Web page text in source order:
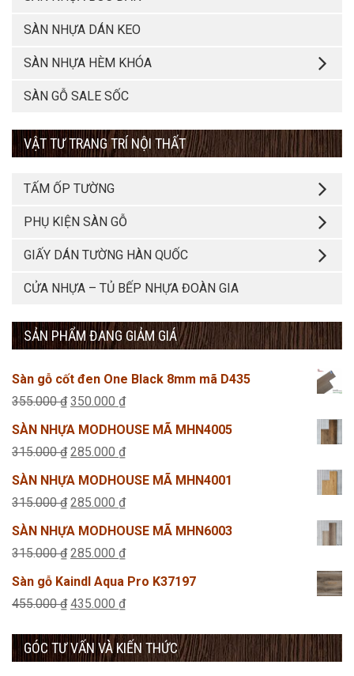
SÀN NHỰA DÁN KEO
SÀN NHỰA HÈM KHÓA
SÀN GỖ SALE SỐC
VẬT TƯ TRANG TRÍ NỘI THẤT
TẤM ỐP TƯỜNG
PHỤ KIỆN SÀN GỖ
GIẤY DÁN TƯỜNG HÀN QUỐC
CỬA NHỰA – TỦ BẾP NHỰA ĐOÀN GIA
SẢN PHẨM ĐANG GIẢM GIÁ
Sàn gỗ cốt đen One Black 8mm mã D435
355.000₫ Giá
gốc
là:
350.000 ₫Giá
hiện
tại
350.000 ₫.
SÀN NHỰA MODHOUSE MÃ MHN4005
315.000₫ Giá
gốc
là:
285.000 ₫Giá
hiện
tại
285.000 ₫.
SÀN NHỰA MODHOUSE MÃ MHN4001
315.000₫ Giá
gốc
là:
285.000 ₫Giá
hiện
tại
285.000 ₫.
SÀN NHỰA MODHOUSE MÃ MHN6003
315.000₫ Giá
gốc
là:
285.000 ₫Giá
hiện
tại
285.000 ₫.
Sàn gỗ Kaindl Aqua Pro K37197
455.000₫ Giá
là:
435.000 ₫Giá
tại
GÓC TƯ VẤN VÀ KIẾN THỨC